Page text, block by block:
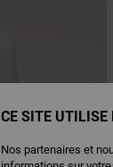
CE SITE UTILISE
Nos partenaires et